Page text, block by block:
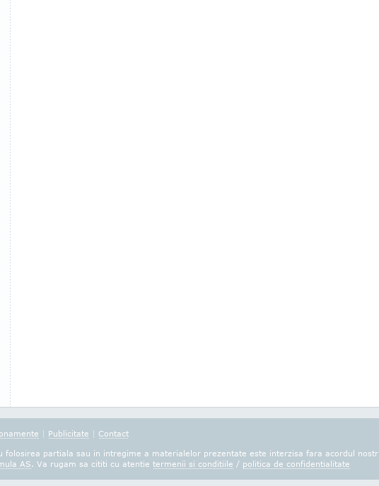
| Publicitate | Contact
folosirea partiala sau in intregime a materialelor prezentate este interzisa fara acordul
AS. Va rugam sa cititi cu atentie termenii si conditiile / politica de confidentialitate